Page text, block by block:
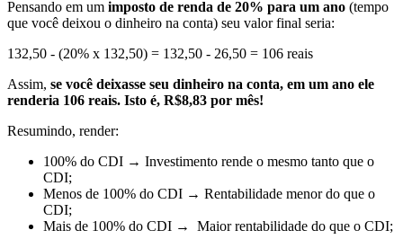
Pensando em um imposto de renda de 20% para um ano (tempo
que você deixou o dinheiro na conta) seu valor final seria:
132,50 - (20% x 132,50) = 132,50 - 26,50 = 106 reais
Assim, se você deixasse seu dinheiro na conta, em um ano ele
renderia 106 reais. Isto é, R$8,83 por mês!
Resumindo, render:
100% do CDI → Investimento rende o mesmo tanto que o
CDI;
Menos de 100% do CDI → Rentabilidade menordo que o
CDI;
Mais de 100% do CDI → Maiorrentabilidade do que o CDI;